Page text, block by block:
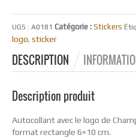
UGS : A0181 Catégorie : Stickers
logo, sticker
DESCRIPTION
Description produit
Autocollant avec le logo de
format rectangle 6×10 cm.